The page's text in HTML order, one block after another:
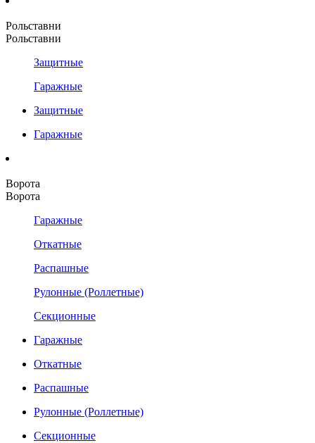
Рольставни
Рольставни
Защитные
Гаражные
Защитные
Гаражные
Ворота
Ворота
Гаражные
Откатные
Распашные
Рулонные (Роллетные)
Секционные
Гаражные
Откатные
Распашные
Рулонные (Роллетные)
Секционные